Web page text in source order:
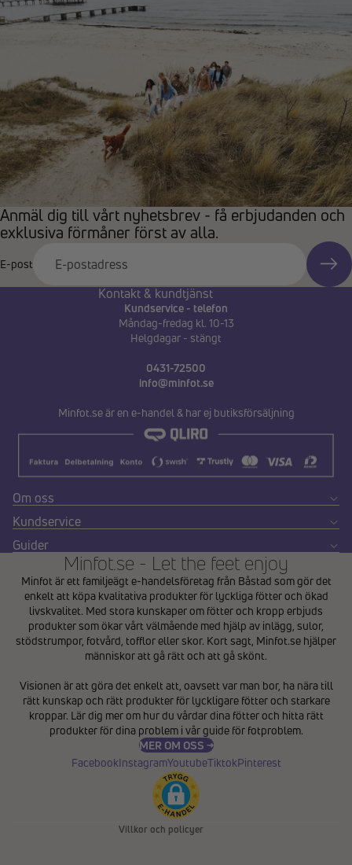
Anmäl dig till vårt nyhetsbrev - få erbjudanden och
exklusiva förmåner först av alla.
E-post
Kontakt & kundtjänst
Kundservice - telefon
Måndag-fredag kl. 10-13
Helgdagar - stängt
0431-72500
info@minfot.se
Minfot.se är en e-handel & har ej butiksförsäljning
Om oss
Kundservice
Guider
Minfot.se - Let the feet enjoy
Minfot är ett familjeägt e-handelsföretag från Båstad som gör det
enkelt att köpa kvalitativa produkter för lyckliga fötter och ökad
livskvalitet. Med stora kunskaper om fötter och kropp erbjuds
produkter som ökar vårt välmående med hjälp av inlägg, sulor,
stödstrumpor, fotvård, tofflor eller skor. Kort sagt, Minfot.se hjälper
människor att gå rätt och att gå skönt.
Visionen är att göra det enkelt att, oavsett var man bor, ha nära till
rätt kunskap och rätt produkter för lyckligare fötter och starkare
kroppar. Lär dig mer om hur du vårdar dina fötter och hitta rätt
produkter för dina problem i vårguide för fotproblem.
MER OM OSS →
FacebookInstagramYoutubeTiktokPinterest
Villkor och policyer
Återbetalningspolicy
Användarvillkor
Fraktpolicy
Kontaktinformation
Avbeställningspolicy
Rättsligt meddelande